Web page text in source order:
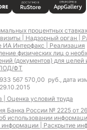
процентных
| Надзорный орган |
ИА Интерфакс | Реализация
физических лиц о
(документов) для целей
ПОД/ФТ
567 570,00 руб., дата
| Оценка условий труда
Банка России № 2225 от
использовании
| Раскрытие